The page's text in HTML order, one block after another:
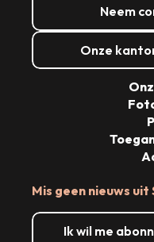
Neem
Onze
Mis geen nieuws
Ik wil me